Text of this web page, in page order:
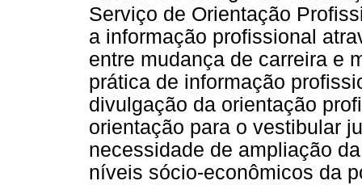
Serviço de Orientação
a informação profissional
entre mudança de carreira e
prática de informação
divulgação da orientação
orientação para o vestibular
necessidade de ampliação
níveis sócio-econômicos da